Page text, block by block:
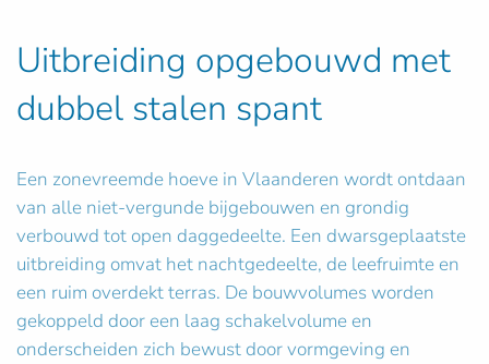
Uitbreiding opgebouwd met
dubbel stalen spant
Een zonevreemde hoeve in Vlaanderen wordt ontdaan
van alle niet-vergunde bijgebouwen en grondig
verbouwd tot open daggedeelte. Een dwarsgeplaatste
uitbreiding omvat het nachtgedeelte, de leefruimte en
een ruim overdekt terras. De bouwvolumes worden
gekoppeld door een laag schakelvolume en
onderscheiden zich bewust door vormgeving en